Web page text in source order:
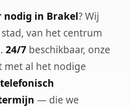
in Brakel? Wij
van het centrum
24/7 beschikbaar, onze
met al het nodige
telefonisch
— die we